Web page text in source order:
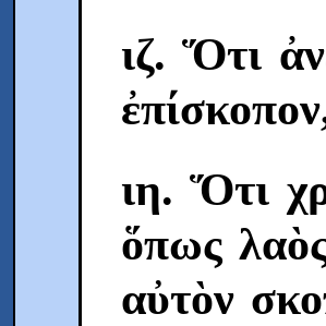
ιζ. Ὅτι
ιη. Ὅτι
ὅπως
αὐτὸν